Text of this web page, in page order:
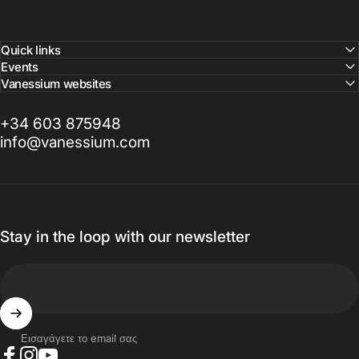
Quick links
Events
Vanessium websites
+34 603 875948
info@vanessium.com
Stay in the loop with our newsletter
Εισαγάγετε το email σας